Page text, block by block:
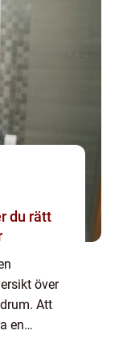
över
Att
en